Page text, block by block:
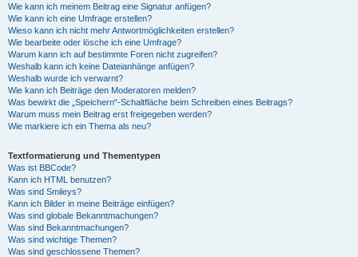
Wie kann ich meinem Beitrag eine Signatur anfügen?
Wie kann ich eine Umfrage erstellen?
Wieso kann ich nicht mehr Antwortmöglichkeiten erstellen?
Wie bearbeite oder lösche ich eine Umfrage?
Warum kann ich auf bestimmte Foren nicht zugreifen?
Weshalb kann ich keine Dateianhänge anfügen?
Weshalb wurde ich verwarnt?
Wie kann ich Beiträge den Moderatoren melden?
Was bewirkt die „Speichern“-Schaltfläche beim Schreiben eines Beitrags?
Warum muss mein Beitrag erst freigegeben werden?
Wie markiere ich ein Thema als neu?
Textformatierung und Thementypen
Was ist BBCode?
Kann ich HTML benutzen?
Was sind Smileys?
Kann ich Bilder in meine Beiträge einfügen?
Was sind globale Bekanntmachungen?
Was sind Bekanntmachungen?
Was sind wichtige Themen?
Was sind geschlossene Themen?